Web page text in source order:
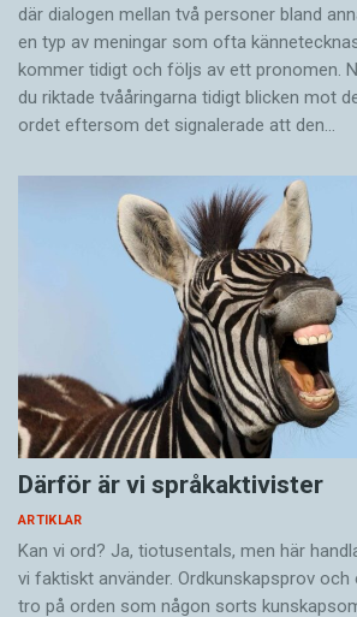
där dialogen mellan två personer bland
en typ av meningar som ofta
kommer tidigt och följs av ett pronomen.
du riktade tvååringarna tidigt blicken mot
ordet eftersom det ­signalerade att den…
Därför är vi språkaktivister
ARTIKLAR
Kan vi ord? Ja, tiotusentals, men här
vi faktiskt använder. Ordkunskapsprov
tro på orden som någon sorts